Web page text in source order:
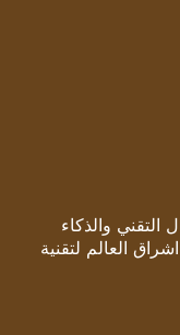
التقني والذكاء
العالم لتقنية